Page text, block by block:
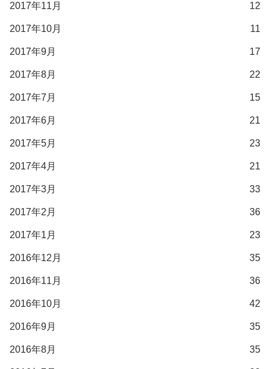
2017年11月 12
2017年10月 11
2017年9月 17
2017年8月 22
2017年7月 15
2017年6月 21
2017年5月 23
2017年4月 21
2017年3月 33
2017年2月 36
2017年1月 23
2016年12月 35
2016年11月 36
2016年10月 42
2016年9月 35
2016年8月 35